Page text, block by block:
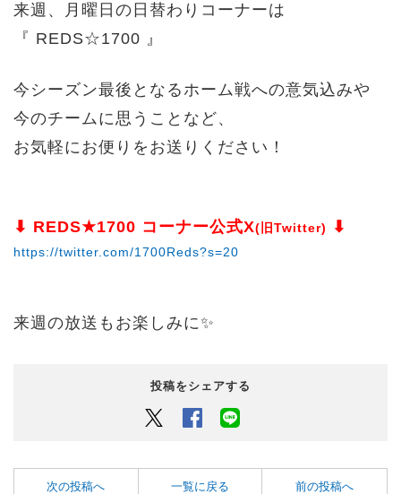
来週、月曜日の日替わりコーナーは
『 REDS☆1700 』
今シーズン最後となるホーム戦への意気込みや
今のチームに思うことなど、
お気軽にお便りをお送りください！
⬇︎ REDS★1700 コーナー公式X(旧Twitter) ⬇︎
https://twitter.com/1700Reds?s=20
来週の放送もお楽しみに✨
投稿をシェアする
Twitter Facebook
次の投稿へ 一覧に戻る 前の投稿へ